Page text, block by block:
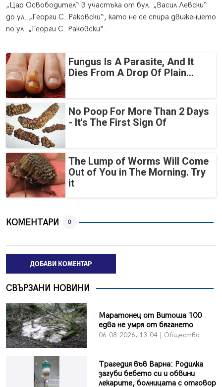
„Цар Освободител“ в участъка от бул. „Васил Левски“
до ул. „Георги С. Раковски“, като не се спира движението
по ул. „Георги С. Раковски“.
Fungus Is A Parasite, And It
Dies From A Drop Of Plain...
No Poop For More Than 2 Days
- It's The First Sign Of
The Lump of Worms Will Come
Out of You in The Morning. Try
it
КОМЕНТАРИ 0
ДОБАВИ КОМЕНТАР
СВЪРЗАНИ НОВИНИ
Маратонец от Витоша 100
едва не умря от бягането
06.08.2026, 13:04 | Общество
Трагедия във Варна: Родилка
загуби бебето си и обвини
лекарите, болницата с отговор